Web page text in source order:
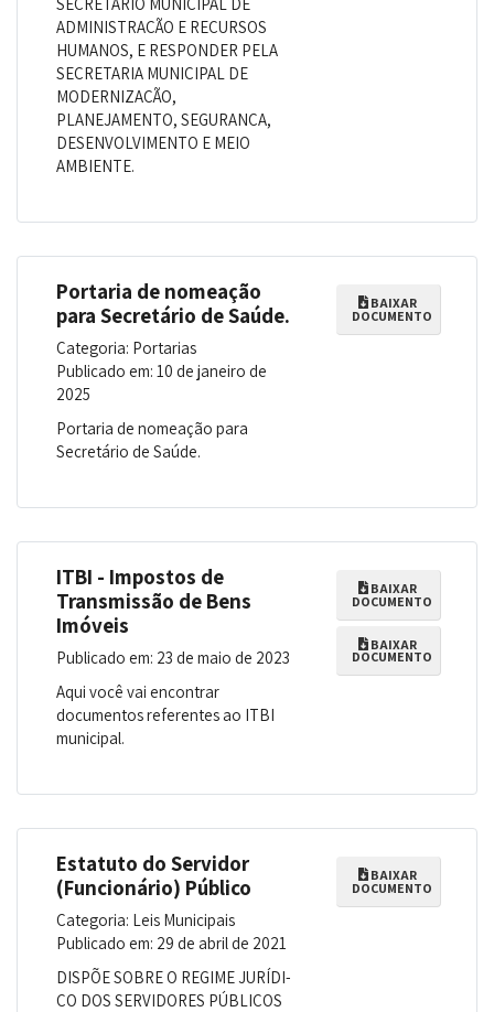
ADMINISTRAÇÃO E RECURSOS
HUMANOS, E RESPONDER PELA
SECRETARIA MUNICIPAL DE
MODERNIZAÇÃO,
PLANEJAMENTO, SEGURANÇA,
DESENVOLVIMENTO E MEIO
AMBIENTE.
Portaria de nomeação
para Secretário de Saúde.
Categoria: Portarias
Publicado em: 10 de janeiro de
2025
Portaria de nomeação para
Secretário de Saúde.
BAIXAR
DOCUMENTO
ITBI - Impostos de
Transmissão de Bens
Imóveis
Publicado em: 23 de maio de 2023
Aqui você vai encontrar
documentos referentes ao ITBI
municipal.
BAIXAR
DOCUMENTO
BAIXAR
DOCUMENTO
Estatuto do Servidor
(Funcionário) Público
Categoria: Leis Municipais
Publicado em: 29 de abril de 2021
DISPÕE SOBRE O REGIME JURÍDI­
CO DOS SERVIDORES PÚBLICOS
BAIXAR
DOCUMENTO